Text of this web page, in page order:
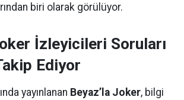
biri olarak görülüyor.
İzleyicileri Soruları
Ediyor
yayınlanan Beyaz’la Joker, bilgi